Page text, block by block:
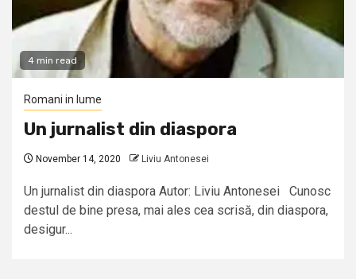
4 min read
Romani in lume
Un jurnalist din diaspora
November 14, 2020 Liviu Antonesei
Un jurnalist din diaspora Autor: Liviu Antonesei Cunosc
destul de bine presa, mai ales cea scrisă, din diaspora,
desigur...